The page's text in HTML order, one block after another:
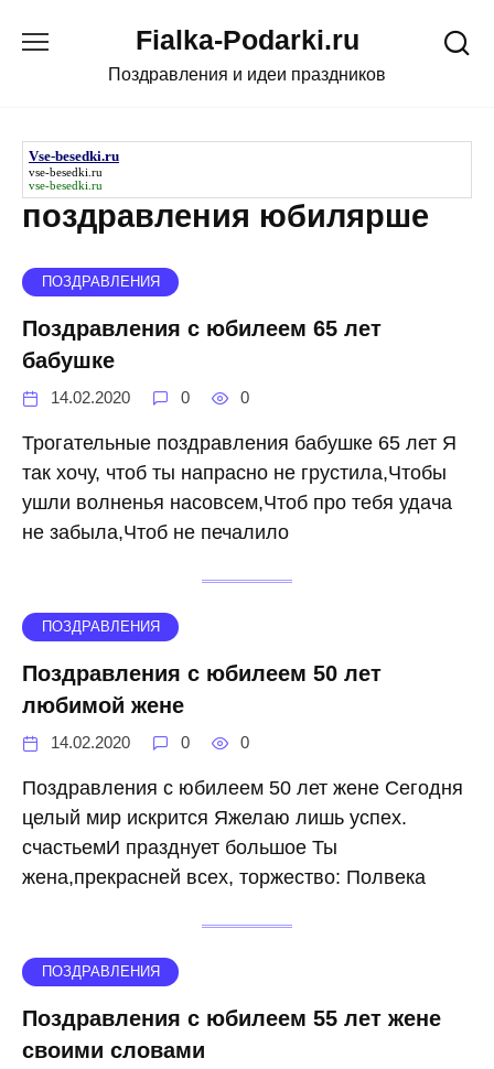
Fialka-Podarki.ru
Поздравления и идеи праздников
Vse-besedki.ru
vse-besedki.ru
vse-besedki.ru
поздравления юбилярше
ПОЗДРАВЛЕНИЯ
Поздравления с юбилеем 65 лет
бабушке
14.02.2020 0 0
Трогательные поздравления бабушке 65 лет Я
так хочу, чтоб ты напрасно не грустила,Чтобы
ушли волненья насовсем,Чтоб про тебя удача
не забыла,Чтоб не печалило
ПОЗДРАВЛЕНИЯ
Поздравления с юбилеем 50 лет
любимой жене
14.02.2020 0 0
Поздравления с юбилеем 50 лет жене Сегодня
целый мир искрится Яжелаю лишь успех.
счастьемИ празднует большое Ты
жена,прекрасней всех, торжество: Полвека
ПОЗДРАВЛЕНИЯ
Поздравления с юбилеем 55 лет жене
своими словами